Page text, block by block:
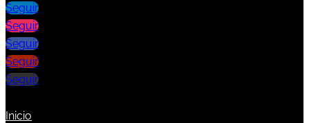
Seguir
Seguir
Seguir
Seguir
Seguir
Inicio